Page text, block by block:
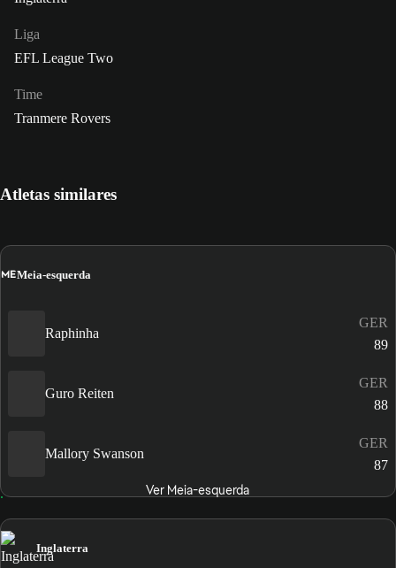
Liga
EFL League Two
Time
Tranmere Rovers
Atletas similares
MEMeia-esquerda
Raphinha
GER
89
Guro Reiten
GER
88
Mallory Swanson
GER
87
Ver Meia-esquerda
Inglaterra